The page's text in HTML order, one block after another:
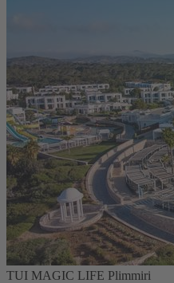
TUI MAGIC LIFE Plimmiri